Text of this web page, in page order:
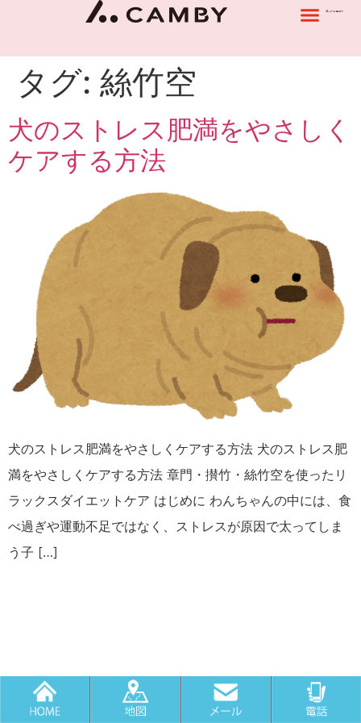
タグ: 絲竹空
犬のストレス肥満をやさしく
ケアする方法
犬のストレス肥満をやさしくケアする方法 犬のストレス肥
満をやさしくケアする方法 章門・攅竹・絲竹空を使ったリ
ラックスダイエットケア はじめに わんちゃんの中には、食
べ過ぎや運動不足ではなく、ストレスが原因で太ってしま
う子 […]